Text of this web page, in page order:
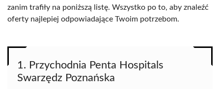
zanim trafiły na poniższą listę. Wszystko po to, aby znaleźć
oferty najlepiej odpowiadające Twoim potrzebom.
1. Przychodnia Penta Hospitals
Swarzędz Poznańska